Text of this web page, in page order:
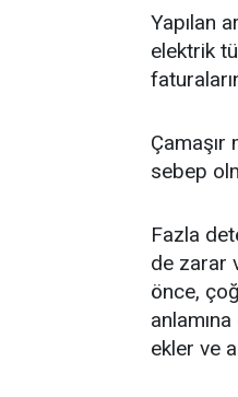
Yapılan
elektrik
Çamaşır
sebep
Fazla
de zarar
önce,
ekler ve